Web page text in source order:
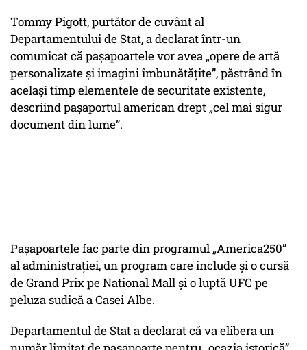
Tommy Pigott, purtător de cuvânt al
Departamentului de Stat, a declarat într-un
comunicat că pașapoartele vor avea „opere de artă
personalizate și imagini îmbunătățite”, păstrând în
același timp elementele de securitate existente,
descriind pașaportul american drept „cel mai sigur
document din lume”.
Pașapoartele fac parte din programul „America250”
al administrației, un program care include și o cursă
de Grand Prix pe National Mall și o luptă UFC pe
peluza sudică a Casei Albe.
Departamentul de Stat a declarat că va elibera un